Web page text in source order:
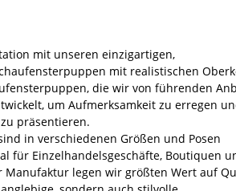
mit unseren einzigartigen,
mit realistischen
die wir von führenden
um Aufmerksamkeit zu erregen
präsentieren.
in verschiedenen Größen und Posen
für Einzelhandelsgeschäfte, Boutiquen
Manufaktur legen wir größten Wert auf